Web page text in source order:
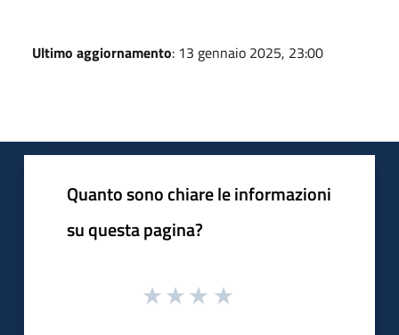
Ultimo aggiornamento: 13 gennaio 2025, 23:00
Quanto sono chiare le informazioni
su questa pagina?